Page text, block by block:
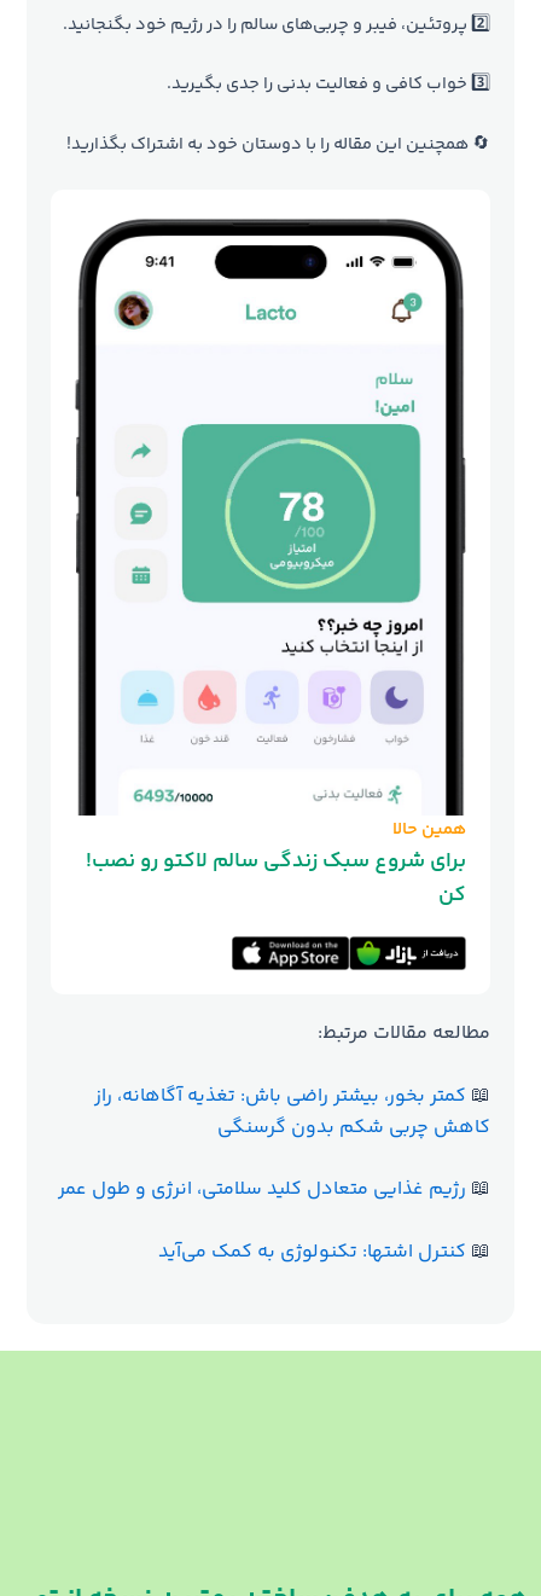
2️⃣ پروتئین، فیبر و چربی‌های سالم را در رژیم خود بگنجانید.
3️⃣ خواب کافی و فعالیت بدنی را جدی بگیرید.
🔄 همچنین این مقاله را با دوستان خود به اشتراک بگذارید!
همین حالا
!برای شروع سبک زندگی سالم لاکتو رو نصب
کن
مطالعه مقالات مرتبط:
📖 کمتر بخور، بیشتر راضی باش: تغذیه آگاهانه، راز
کاهش چربی شکم بدون گرسنگی
📖 رژیم غذایی متعادل کلید سلامتی، انرژی و طول عمر
📖 کنترل اشتها: تکنولوژی به کمک می‌آید